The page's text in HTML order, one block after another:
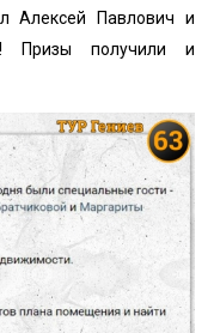
Алексей Павлович и
Призы получили и